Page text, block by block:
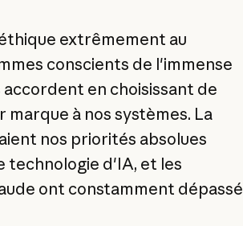
extrêmement au
conscients de l'immense
en choisissant de
à nos systèmes. La
nos priorités absolues
technologie d'IA, et les
ont constamment dépassé